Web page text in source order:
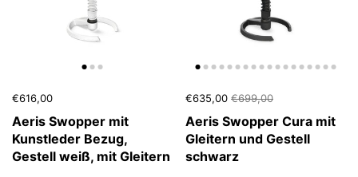
€616,00
Aeris Swopper mit
Kunstleder Bezug,
Gestell weiß, mit Gleitern
€635,00 €699,00
Aeris Swopper Cura mit
Gleitern und Gestell
schwarz